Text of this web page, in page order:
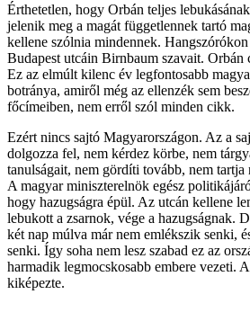
Érthetetlen, hogy Orbán teljes
jelenik meg a magát függetlennek tartó
kellene szólnia mindennek.
Budapest utcáin Birnbaum szavait. Orbán
Ez az elmúlt kilenc év legfontosabb
botránya, amiről még az ellenzék sem
főcímeiben, nem erről szól minden cikk.
Ezért nincs sajtó Magyarországon. Az a
dolgozza fel, nem kérdez körbe, nem
tanulságait, nem gördíti tovább, nem tartja
A magyar miniszterelnök egész
hogy hazugságra épül. Az utcán kellene
lebukott a zsarnok, vége a hazugságnak.
két nap múlva már nem emlékszik senki,
senki. Így soha nem lesz szabad ez az
harmadik legmocskosabb embere vezeti.
kiképezte.